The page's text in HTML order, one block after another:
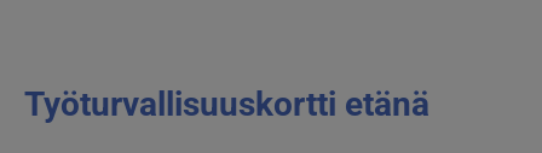
Työturvallisuuskortti etänä